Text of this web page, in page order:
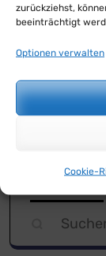
zurückziehst,
beeinträchtigt
Optionen verwalten
Cookie-
Einladung
Sommerfest
Suchen
Suchen
nach: